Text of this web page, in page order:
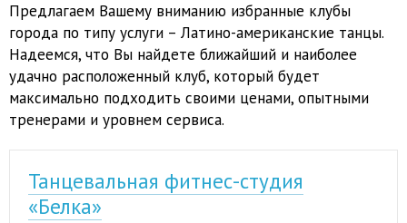
Предлагаем Вашему вниманию избранные клубы
города по типу услуги – Латино-американские танцы.
Надеемся, что Вы найдете ближайший и наиболее
удачно расположенный клуб, который будет
максимально подходить своими ценами, опытными
тренерами и уровнем сервиса.
Танцевальная фитнес-студия
«Белка»